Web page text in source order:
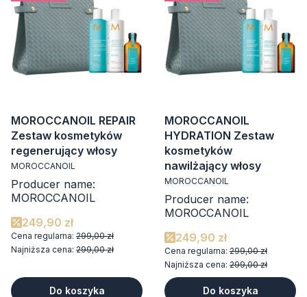
MOROCCANOIL REPAIR
Zestaw kosmetyków
regenerujący włosy
MOROCCANOIL
Producer name:
MOROCCANOIL
249,90 zł
Cena regularna: 299,00 zł
Najniższa cena: 299,00 zł
Do koszyka
MOROCCANOIL
HYDRATION Zestaw
kosmetyków
nawilżający włosy
MOROCCANOIL
Producer name:
MOROCCANOIL
249,90 zł
Cena regularna: 299,00 zł
Najniższa cena: 299,00 zł
Do koszyka